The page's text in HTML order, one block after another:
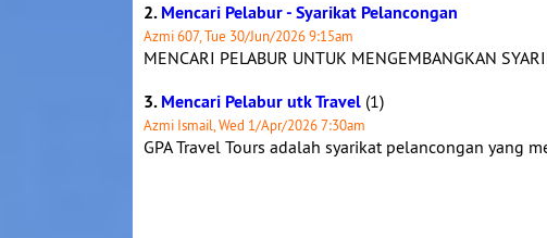
2.Mencari Pelabur - Syarikat Pelancongan
Azmi 607, Tue 30/Jun/2026 9:15am
MENCARI PELABUR UNTUK MENGEMBANGKAN
3.Mencari Pelabur utk Travel (1)
Azmi Ismail, Wed 1/Apr/2026 7:30am
GPA Travel Tours adalah syarikat pelancongan yang